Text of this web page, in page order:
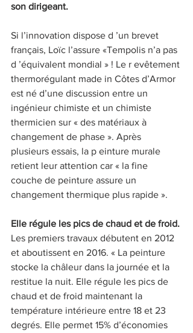
son dirigeant.
Si l’innovation dispose d ’un brevet
français, Loïc l’assure «Tempolis n’a pas
d ’équivalent mondial » ! Le r evêtement
thermorégulant made in Côtes d’Armor
est né d’une discussion entre un
ingénieur chimiste et un chimiste
thermicien sur « des matériaux à
changement de phase ». Après
plusieurs essais, la p einture murale
retient leur attention car « la fine
couche de peinture assure un
changement thermique plus rapide ».
Elle régule les pics de chaud et de froid.
Les premiers travaux débutent en 2012
et aboutissent en 2016. « La peinture
stocke la châleur dans la journée et la
restitue la nuit. Elle régule les pics de
chaud et de froid maintenant la
température intérieure entre 18 et 23
degrés. Elle permet 15% d’économies